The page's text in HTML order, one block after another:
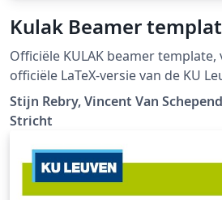
Kulak Beamer
Officiële KULAK beamer template, versie
officiële LaTeX-versie van de KU
huisstijl:
https://admin.kuleuven.be/icts/
Stijn Rebry, Vincent Van
Stricht